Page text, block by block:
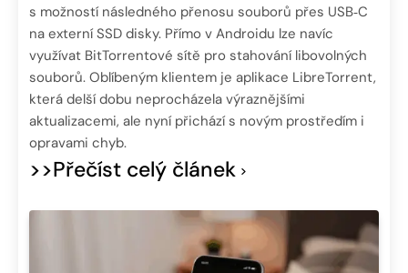
s možností následného přenosu souborů přes USB‑C
na externí SSD disky. Přímo v Androidu lze navíc
využívat BitTorrentové sítě pro stahování libovolných
souborů. Oblíbeným klientem je aplikace LibreTorrent,
která delší dobu neprocházela výraznějšími
aktualizacemi, ale nyní přichází s novým prostředím i
opravami chyb.
>>Přečíst celý článek